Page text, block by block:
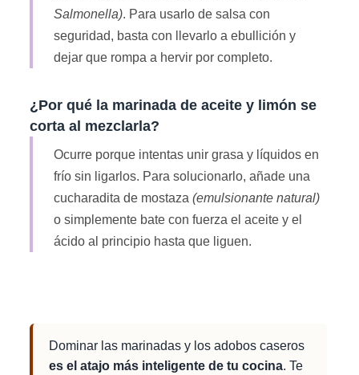
Salmonella). Para usarlo de salsa con
seguridad, basta con llevarlo a ebullición y
dejar que rompa a hervir por completo.
¿Por qué la marinada de aceite y limón se
corta al mezclarla?
Ocurre porque intentas unir grasa y líquidos en
frío sin ligarlos. Para solucionarlo, añade una
cucharadita de mostaza (emulsionante natural)
o simplemente bate con fuerza el aceite y el
ácido al principio hasta que liguen.
Dominar las marinadas y los adobos caseros
es el atajo más inteligente de tu cocina. Te